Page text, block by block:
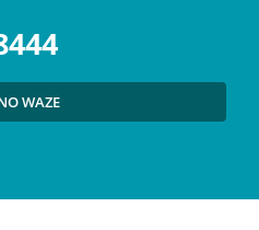
WAZE